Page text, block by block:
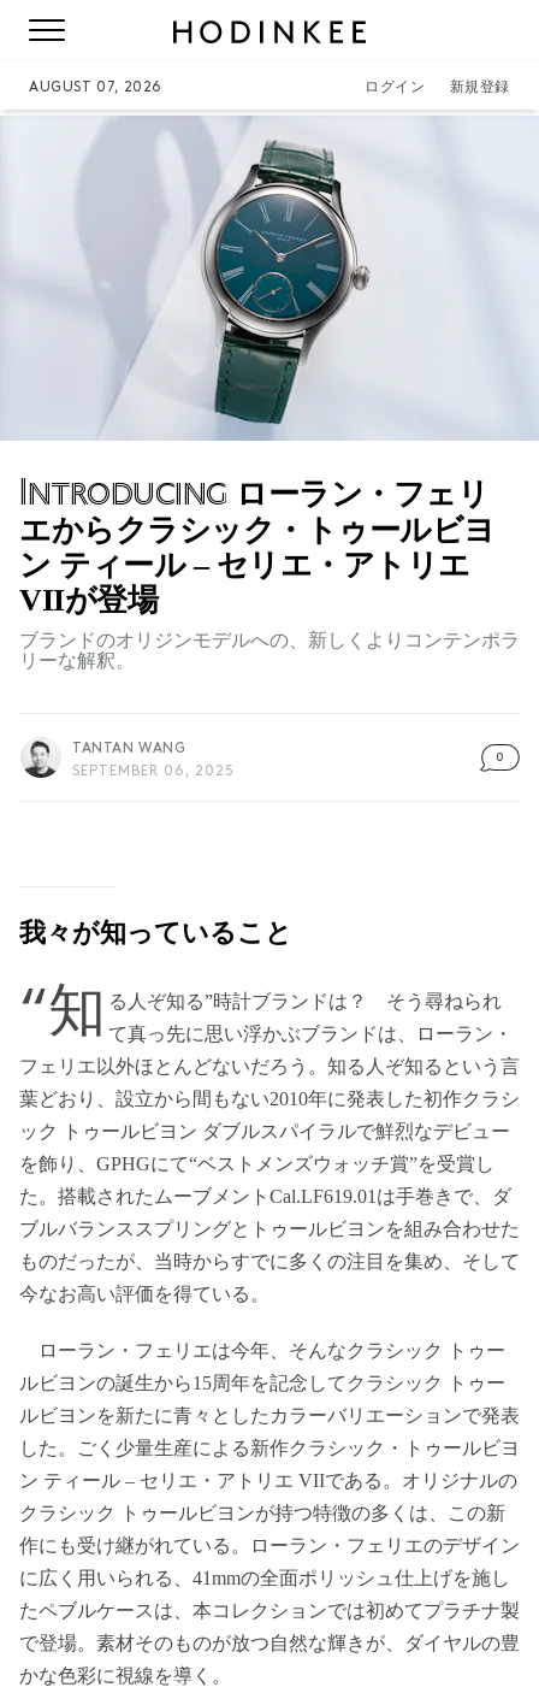
AUGUST 07, 2026 ログイン 新規登録
Introducing ローラン・フェリ
エからクラシック・トゥールビヨ
ン ティール – セリエ・アトリエ
VIIが登場
ブランドのオリジンモデルへの、新しくよりコンテンポラ
リーな解釈。
TANTAN WANG
SEPTEMBER 06, 2025
0
我々が知っていること
“知
る人ぞ知る”時計ブランドは？ そう尋ねられ
て真っ先に思い浮かぶブランドは、ローラン・
フェリエ以外ほとんどないだろう。知る人ぞ知るという言
葉どおり、設立から間もない2010年に発表した初作クラシ
ック トゥールビヨン ダブルスパイラルで鮮烈なデビュー
を飾り、GPHGにて“ベストメンズウォッチ賞”を受賞し
た。搭載されたムーブメントCal.LF619.01は手巻きで、ダ
ブルバランススプリングとトゥールビヨンを組み合わせた
ものだったが、当時からすでに多くの注目を集め、そして
今なお高い評価を得ている。
ローラン・フェリエは今年、そんなクラシック トゥー
ルビヨンの誕生から15周年を記念してクラシック トゥー
ルビヨンを新たに青々としたカラーバリエーションで発表
した。ごく少量生産による新作クラシック・トゥールビヨ
ン ティール – セリエ・アトリエ VIIである。オリジナルの
クラシック トゥールビヨンが持つ特徴の多くは、この新
作にも受け継がれている。ローラン・フェリエのデザイン
に広く用いられる、41mmの全面ポリッシュ仕上げを施し
たペブルケースは、本コレクションでは初めてプラチナ製
で登場。素材そのものが放つ自然な輝きが、ダイヤルの豊
かな色彩に視線を導く。